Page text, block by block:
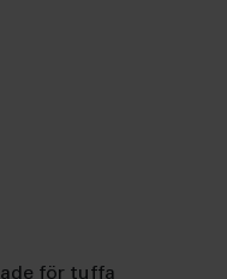
för tuffa